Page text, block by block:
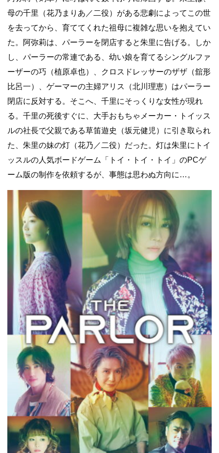
母の千里（花乃まりあ／二役）がある悲劇によってこの世
を去ってから、育ててくれた祖母に複雑な思いを抱えてい
た。阿弥莉は、パーラーを閉店すると朱里に告げる。しか
し、パーラーの常連である、幼い娘を育てるシングルファ
ーザーの巧（植原卓也）、クロスドレッサーのザザ（舘形
比呂一）、ゲーマーの主婦アリス（北川理恵）はパーラー
閉店に反対する。そこへ、千里にそっくりな女性が現れ
る。千里の死後すぐに、大手おもちゃメーカー・トイッス
ルの社長で父親である草笛遊史（坂元健児）に引き取られ
た、朱里の妹の灯（花乃／二役）だった。灯は朱里にトイ
ッスルの人気ボードゲーム「トイ・トイ・トイ」のPCゲ
ーム版の制作を依頼するが、事態は思わぬ方向に…。